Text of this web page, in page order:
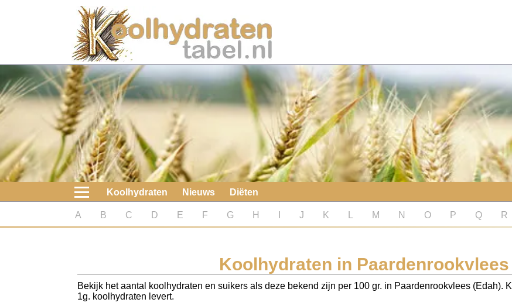
Koolhydraten
Nieuws
Koolhydraatarme diëten
Boeken
koolhydraatarme diëten
Diabetes test
Koolhydraten tellen
Koolhydraten Nieuws Diëten
A B C D E F G H J K M N O P Q R
Koolhydraten in Paardenrookvlees
Bekijk het aantal koolhydraten en suikers als deze bekend zijn per 100 gr. in Paardenrookvlees (Edah).
1g. koolhydraten levert.